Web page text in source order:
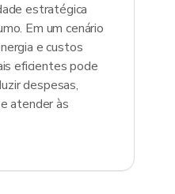
estratégica
Em um cenário
e custos
eficientes pode
despesas,
atender às